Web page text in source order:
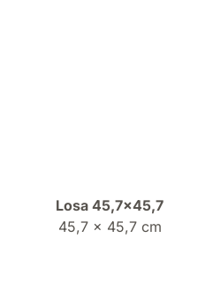
Losa 45,7×45,7
45,7 x 45,7 cm